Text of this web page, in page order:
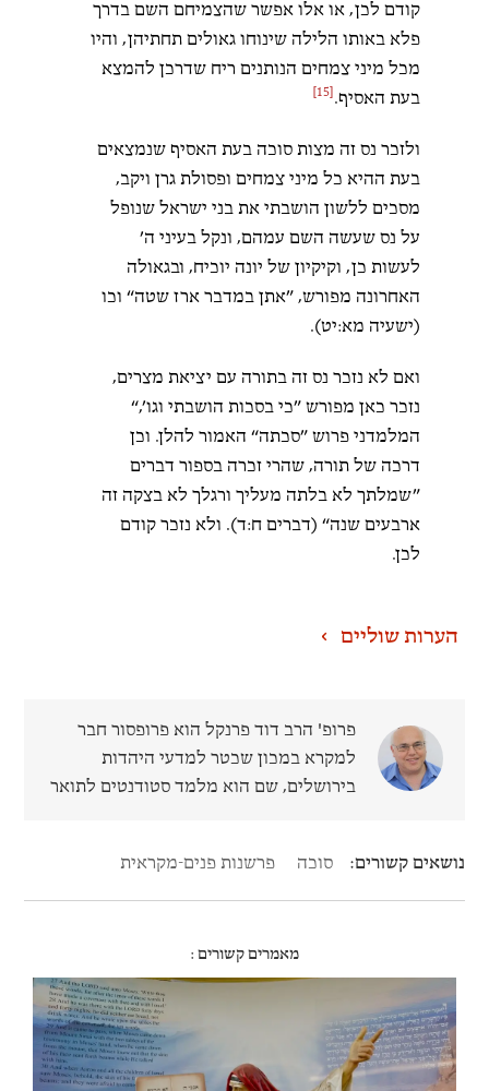
קודם לכן, או אלו אפשר שהצמיחם השם בדרך
פלא באותו הלילה שינוחו גאולים תחתיהן, והיו
מכל מיני צמחים הנותנים ריח שדרכן להמצא
בעת האסיף. [15]
ולזכר נס זה מצות סוכה בעת האסיף שנמצאים
בעת ההיא כל מיני צמחים ופסולת גרן ויקב,
מסכים ללשון הושבתי את בני ישראל שנופל
על נס שעשה השם עמהם, ונקל בעיני ה’
לעשות כן, וקיקיון של יונה יוכיח, ובגאולה
האחרונה מפורש, ”אתן במדבר ארז שטה“ וכו
(ישעיה מא:יט).
ואם לא נזכר נס זה בתורה עם יציאת מצרים,
נזכר כאן מפורש ”כי בסכות הושבתי וגו’,“
המלמדני פרוש ”סכתה“ האמור להלן. וכן
דרכה של תורה, שהרי זכרה בספור דברים
”שמלתך לא בלתה מעליך ורגלך לא בצקה זה
ארבעים שנה“ (דברים ח:ד). ולא נזכר קודם
לכן.
הערות שוליים
פרופ' הרב דוד פרנקל הוא פרופסור חבר
למקרא במכון שכטר למדעי היהדות
בירושלים, שם הוא מלמד סטודנטים לתואר
בירושלים, בהנחיית פרופ' משה וינפלד. הוא
מחברם של מספר ספרים העוסקים בין היתר
סוכה פרשנות פנים-מקראית
מאמרים קשורים :